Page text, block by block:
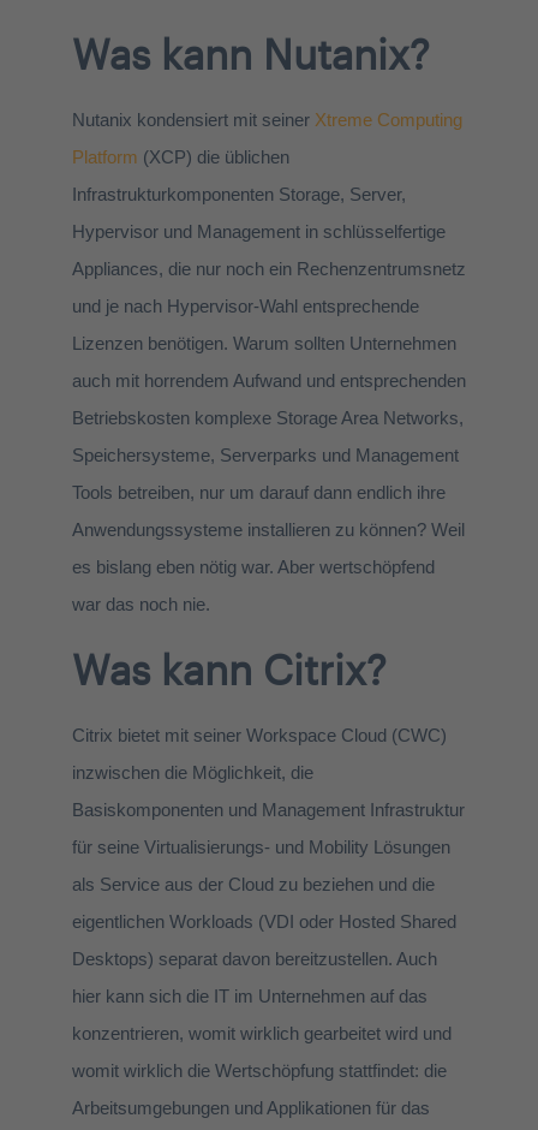
Was kann Nutanix?
Nutanix kondensiert mit seiner Xtreme Computing
Platform (XCP) die üblichen
Infrastrukturkomponenten Storage, Server,
Hypervisor und Management in schlüsselfertige
Appliances, die nur noch ein Rechenzentrumsnetz
und je nach Hypervisor-Wahl entsprechende
Lizenzen benötigen. Warum sollten Unternehmen
auch mit horrendem Aufwand und entsprechenden
Betriebskosten komplexe Storage Area Networks,
Speichersysteme, Serverparks und Management
Tools betreiben, nur um darauf dann endlich ihre
Anwendungssysteme installieren zu können? Weil
es bislang eben nötig war. Aber wertschöpfend
war das noch nie.
Was kann Citrix?
Citrix bietet mit seiner Workspace Cloud (CWC)
inzwischen die Möglichkeit, die
Basiskomponenten und Management Infrastruktur
für seine Virtualisierungs- und Mobility Lösungen
als Service aus der Cloud zu beziehen und die
eigentlichen Workloads (VDI oder Hosted Shared
Desktops) separat davon bereitzustellen. Auch
hier kann sich die IT im Unternehmen auf das
konzentrieren, womit wirklich gearbeitet wird und
womit wirklich die Wertschöpfung stattfindet: die
Arbeitsumgebungen und Applikationen für das